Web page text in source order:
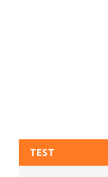
TEST